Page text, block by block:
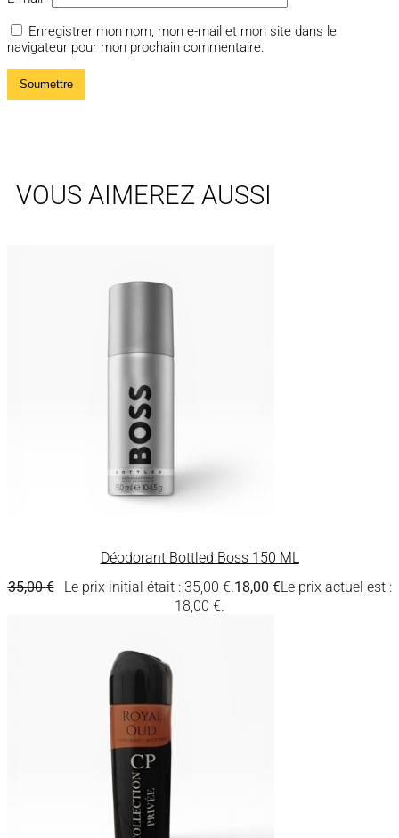
Enregistrer mon nom, mon e-mail et mon site dans le
navigateur pour mon prochain commentaire.
VOUS AIMEREZ AUSSI
Déodorant Bottled Boss 150 ML
35,00€ Le prix initial était : 35,00 €.18,00 €Le prix actuel est :
18,00 €.